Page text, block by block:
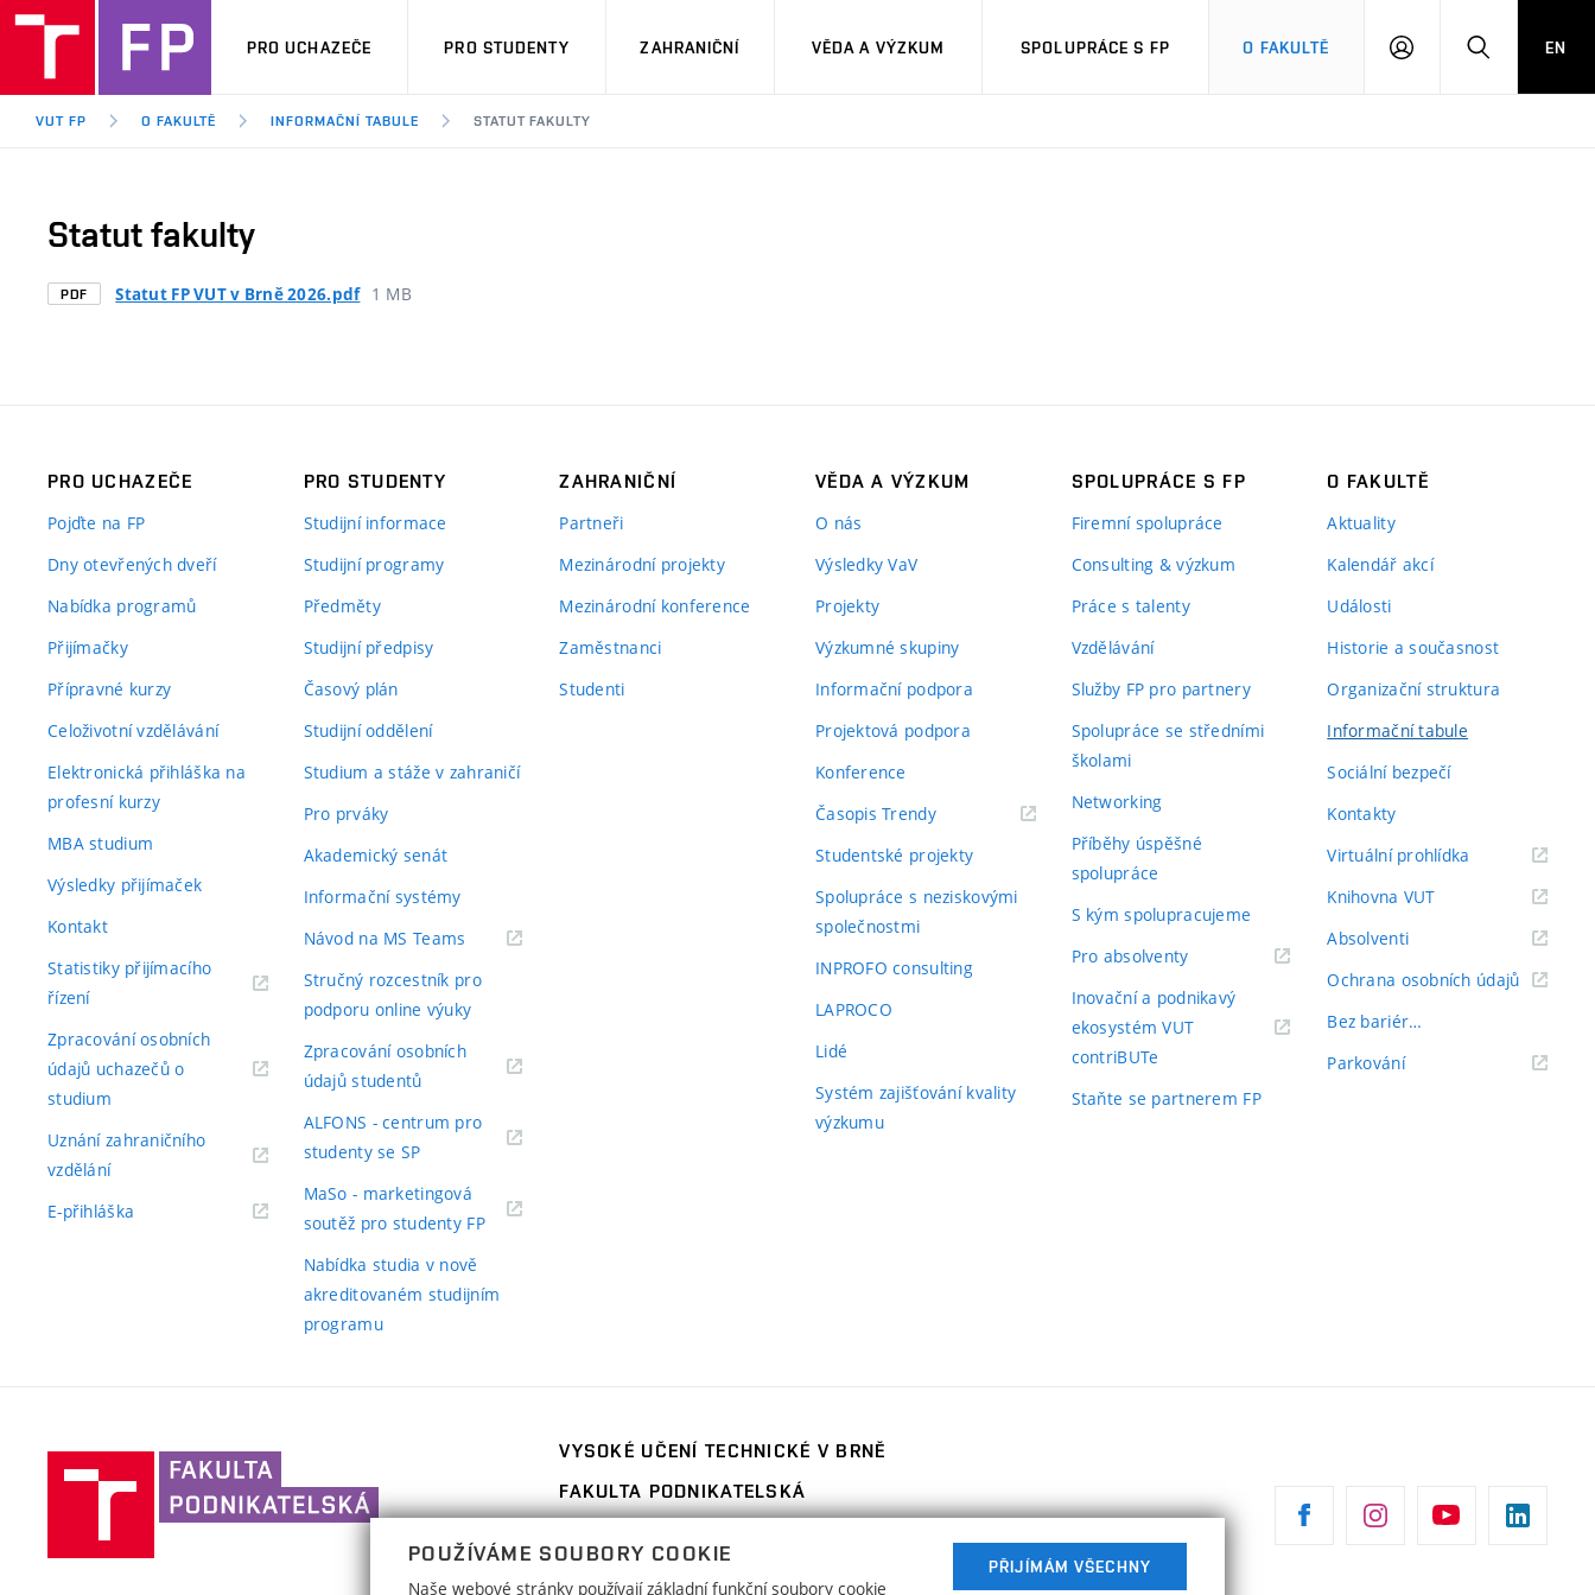
PRO UCHAZEČE PRO STUDENTY ZAHRANIČNÍ VĚDA A VÝZKUM SPOLUPRÁCE S FP O FAKULTĚ
PŘIHLÁSITHLEDAT
EN
VUT FP O FAKULTĚ INFORMAČNÍ TABULE STATUT FAKULTY
Statut fakulty
PDF Statut FP VUT v Brně 2026.pdf 1 MB
PRO UCHAZEČE
Pojďte na FP
Dny otevřených dveří
Nabídka programů
Přijímačky
Přípravné kurzy
Celoživotní vzdělávání
Elektronická přihláška na
profesní kurzy
MBA studium
Výsledky přijímaček
Kontakt
Statistiky přijímacího
řízení(externí
Zpracování osobních
údajů uchazečů o
studium(externí
Uznání zahraničního
vzdělání(externí
E-přihláška
PRO STUDENTY
Studijní informace
Studijní programy
Předměty
Studijní předpisy
Časový plán
Studijní oddělení
Studium a stáže v zahraničí
Pro prváky
Akademický senát
Informační systémy
Návod na MS Teams (externí
Stručný rozcestník pro
podporu online výuky
Zpracování osobních
údajů studentů(externí
ALFONS - centrum pro
studenty se SP(externí
MaSo - marketingová
soutěž pro studenty FP(externí
Nabídka studia v nově
akreditovaném studijním
programu
ZAHRANIČNÍ
Partneři
Mezinárodní projekty
Mezinárodní konference
Zaměstnanci
Studenti
VĚDA A VÝZKUM
O nás
Výsledky VaV
Projekty
Výzkumné skupiny
Informační podpora
Projektová podpora
Konference
Časopis Trendy(externí
Studentské projekty
Spolupráce s neziskovými
společnostmi
INPROFO consulting
LAPROCO
Lidé
Systém zajišťování kvality
výzkumu
SPOLUPRÁCE S FP
Firemní spolupráce
Consulting & výzkum
Práce s talenty
Vzdělávání
Služby FP pro partnery
Spolupráce se středními
školami
Networking
Příběhy úspěšné
spolupráce
S kým spolupracujeme
Pro absolventy(externí
Inovační a podnikavý
ekosystém VUT
contriBUTe
Staňte se partnerem FP
O FAKULTĚ
Aktuality
Kalendář akcí
Události
Historie a současnost
Organizační struktura
Informační tabule
Sociální bezpečí
Kontakty
Virtuální prohlídka
Knihovna VUT(externí
Absolventi(externí
Ochrana osobních údajů(externí
Bez bariér…
Parkování(externí
učení
technické
Brně,
VYSOKÉ UČENÍ TECHNICKÉ V BRNĚ
FAKULTA PODNIKATELSKÁ
612 00 Brno
POUŽÍVÁME SOUBORY COOKIE
Naše webové stránky používají základní funkční soubory cookie
PŘIJÍMÁM VŠECHNY